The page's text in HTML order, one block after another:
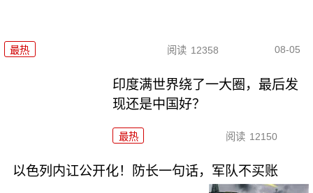
最热 阅读 12358 08-05
印度满世界绕了一大圈，最后发
现还是中国好？
最热 阅读 12150
以色列内讧公开化！防长一句话，军队不买账